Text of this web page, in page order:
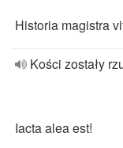
Historia magistra
Kości zostały
Iacta alea est!